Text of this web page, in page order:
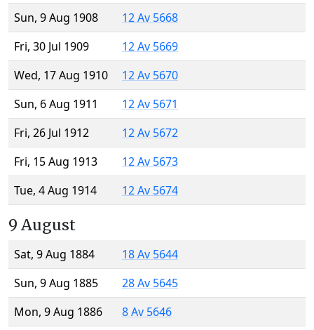
Sun, 9 Aug 1908
12 Av 5668
Fri, 30 Jul 1909
12 Av 5669
Wed, 17 Aug 1910
12 Av 5670
Sun, 6 Aug 1911
12 Av 5671
Fri, 26 Jul 1912
12 Av 5672
Fri, 15 Aug 1913
12 Av 5673
Tue, 4 Aug 1914
12 Av 5674
9 August
Sat, 9 Aug 1884
18 Av 5644
Sun, 9 Aug 1885
28 Av 5645
Mon, 9 Aug 1886
8 Av 5646